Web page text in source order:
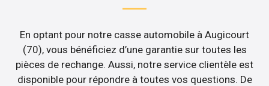
En optant pour notre casse automobile à Augicourt
(70), vous bénéficiez d’une garantie sur toutes les
pièces de rechange. Aussi, notre service clientèle est
disponible pour répondre à toutes vos questions. De